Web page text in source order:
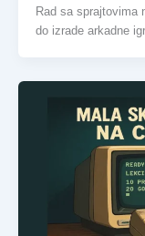
Rad sa sprajtovima
do izrade arkadne